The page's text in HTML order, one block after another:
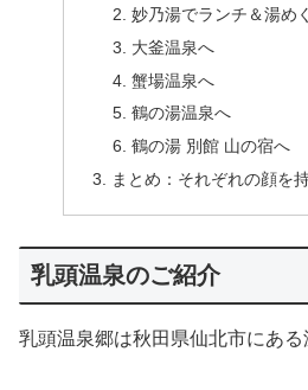
妙乃湯でランチ＆湯め
大釜温泉へ
蟹場温泉へ
鶴の湯温泉へ
鶴の湯 別館 山の宿へ
まとめ：それぞれの顔を
乳頭温泉のご紹介
乳頭温泉郷は秋田県仙北市にある